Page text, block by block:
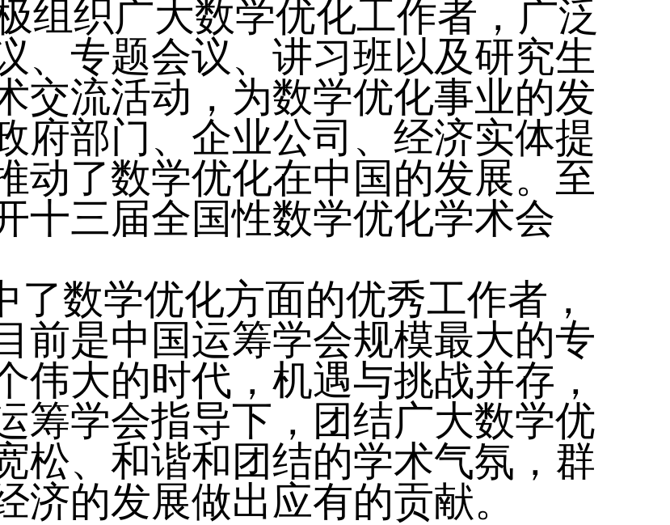
织广大数学优化工作者，广泛
、专题会议、讲习班以及研究生
交流活动，为数学优化事业的发
府部门、企业公司、经济实体提
动了数学优化在中国的发展。至
十三届全国性数学优化学术会
数学优化方面的优秀工作者，
前是中国运筹学会规模最大的专
伟大的时代，机遇与挑战并存，
筹学会指导下，团结广大数学优
松、和谐和团结的学术气氛，群
济的发展做出应有的贡献。